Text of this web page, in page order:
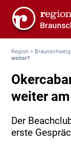
Region > Braunschweig
weiter?
weiter
Der
erste